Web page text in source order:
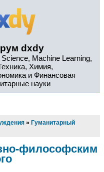
dxdy
Machine Learning,
Химия,
и Финансовая
науки
» Гуманитарный
философским